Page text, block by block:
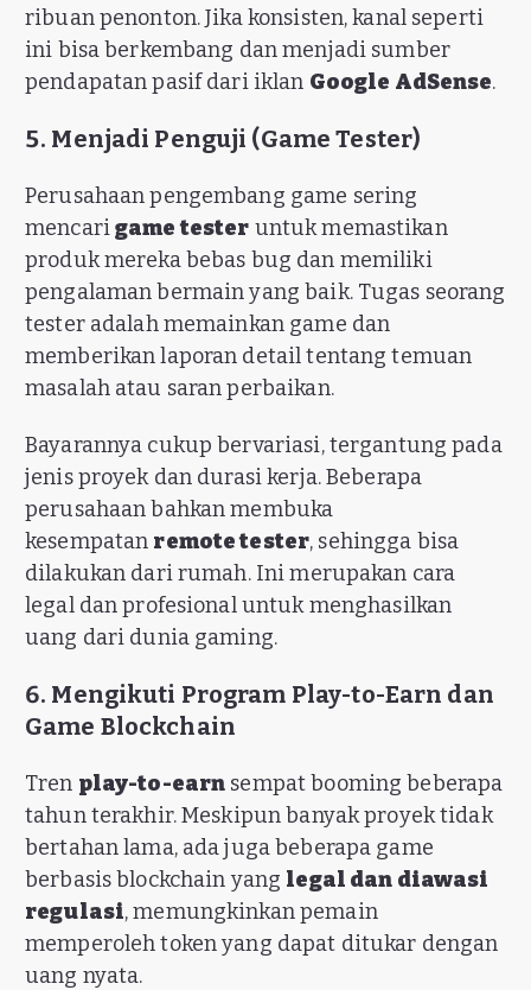
ribuan penonton. Jika konsisten, kanal seperti
ini bisa berkembang dan menjadi sumber
pendapatan pasif dari iklan Google AdSense.
5. Menjadi Penguji (Game Tester)
Perusahaan pengembang game sering
mencarigame tester untuk memastikan
produk mereka bebas bug dan memiliki
pengalaman bermain yang baik. Tugas seorang
tester adalah memainkan game dan
memberikan laporan detail tentang temuan
masalah atau saran perbaikan.
Bayarannya cukup bervariasi, tergantung pada
jenis proyek dan durasi kerja. Beberapa
perusahaan bahkan membuka
kesempatan remote tester, sehingga bisa
dilakukan dari rumah. Ini merupakan cara
legal dan profesional untuk menghasilkan
uang dari dunia gaming.
6. Mengikuti Program Play-to-Earn dan
Game Blockchain
Tren play-to-earn sempat booming beberapa
tahun terakhir. Meskipun banyak proyek tidak
bertahan lama, ada juga beberapa game
berbasis blockchain yang legal dan diawasi
regulasi, memungkinkan pemain
memperoleh token yang dapat ditukar dengan
uang nyata.